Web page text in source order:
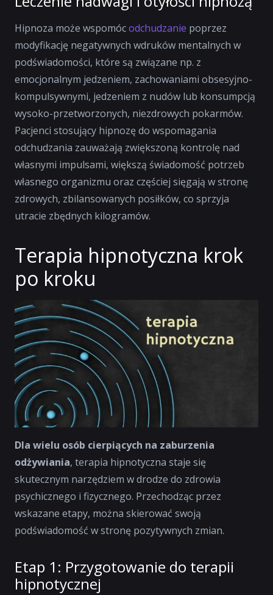
Hipnoza może wspomócodchudzanie poprzez
modyfikację negatywnych wdruków mentalnych w
podświadomości, które są związane np. z
emocjonalnym jedzeniem, zachowaniami obsesyjno-
kompulsywnymi, jedzeniem z nudów lub konsumpcją
wysoko-przetworzonych, niezdrowych pokarmów.
Pacjenci stosujący hipnozę do wspomagania
odchudzania zauważają zwiększoną kontrolę nad
własnymi impulsami, większą świadomość potrzeb
własnego organizmu oraz częściej sięgają w stronę
zdrowych, zbilansowanych posiłków, co sprzyja
utracie zbędnych kilogramów.
Terapia hipnotyczna krok
po kroku
Dla wielu osób cierpiących na zaburzenia
odżywiania, terapia hipnotyczna staje się
skutecznym narzędziem w drodze do zdrowia
psychicznego i fizycznego. Przechodząc przez
wskazane etapy, można skierować swoją
podświadomość w stronę pozytywnych zmian.
Etap 1: Przygotowanie do terapii
hipnotycznej